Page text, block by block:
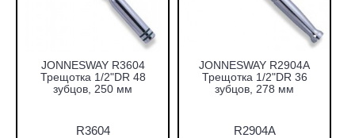
JONNESWAY R3604
Трещотка 1/2"DR 48
зубцов, 250 мм
R3604
JONNESWAY R2904A
Трещотка 1/2"DR 36
зубцов, 278 мм
R2904A